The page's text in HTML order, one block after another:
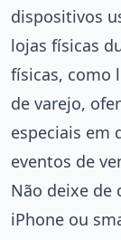
dispositivos
lojas físicas
físicas, como
de varejo,
especiais em
eventos de
Não deixe de
iPhone ou